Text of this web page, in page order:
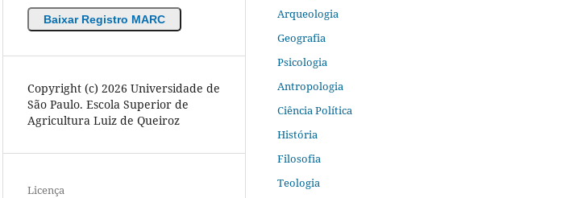
Baixar Registro MARC
Copyright (c) 2026 Universidade de
São Paulo. Escola Superior de
Agricultura Luiz de Queiroz
Licença
Arqueologia
Geografia
Psicologia
Antropologia
Ciência Política
História
Filosofia
Teologia